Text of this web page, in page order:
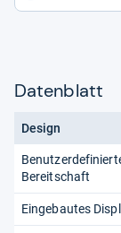
Datenblatt
Design
Bereitschaft
Eingebautes